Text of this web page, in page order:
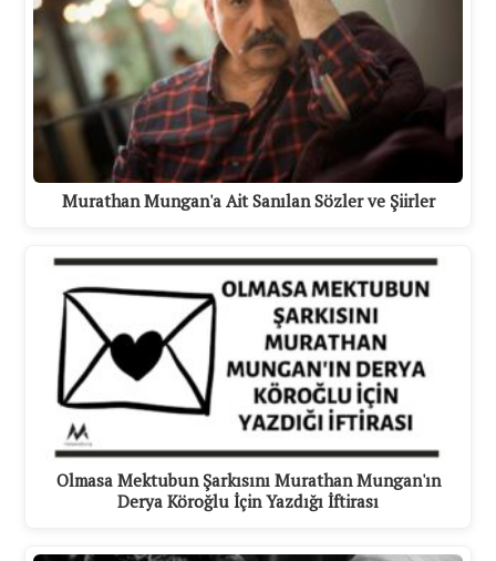
Murathan Mungan'a Ait Sanılan Sözler ve Şiirler
Olmasa Mektubun Şarkısını Murathan Mungan'ın
Derya Köroğlu İçin Yazdığı İftirası